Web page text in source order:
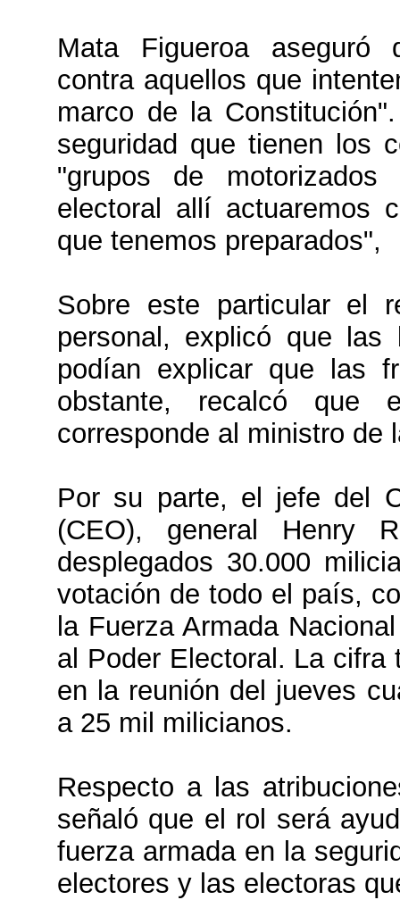
Mata Figueroa aseguró
contra aquellos que
marco de la
seguridad que tienen los
"grupos de
electoral allí actuaremos
que tenemos preparados",
Sobre este particular el
personal, explicó que las
podían explicar que las
obstante, recalcó
corresponde al ministro de
Por su parte, el jefe del
(CEO), general Henry
desplegados 30.000
votación de todo el país,
la Fuerza Armada
al Poder Electoral. La
en la reunión del jueves
a 25 mil milicianos.
Respecto a las
señaló que el rol será
fuerza armada en la
electores y las electoras